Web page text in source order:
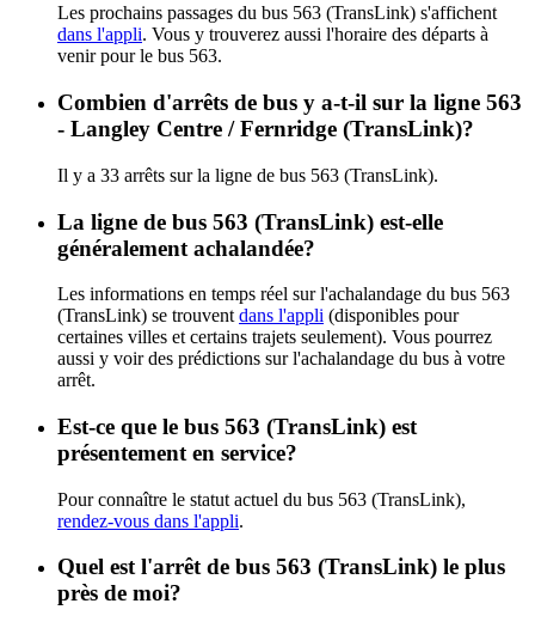
Les prochains passages du bus 563 (TransLink) s'affichent
dans l'appli. Vous y trouverez aussi l'horaire des départs à
venir pour le bus 563.
Combien d'arrêts de bus y a-t-il sur la ligne 563
- Langley Centre / Fernridge (TransLink)?
Il y a 33 arrêts sur la ligne de bus 563 (TransLink).
La ligne de bus 563 (TransLink) est-elle
généralement achalandée?
Les informations en temps réel sur l'achalandage du bus 563
(TransLink) se trouvent dans l'appli (disponibles pour
certaines villes et certains trajets seulement). Vous pourrez
aussi y voir des prédictions sur l'achalandage du bus à votre
arrêt.
Est-ce que le bus 563 (TransLink) est
présentement en service?
Pour connaître le statut actuel du bus 563 (TransLink),
rendez-vous dans l'appli.
Quel est l'arrêt de bus 563 (TransLink) le plus
près de moi?